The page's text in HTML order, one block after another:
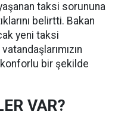
taksi sorununa
belirtti. Bakan
yeni taksi
konforlu bir şekilde
VAR?